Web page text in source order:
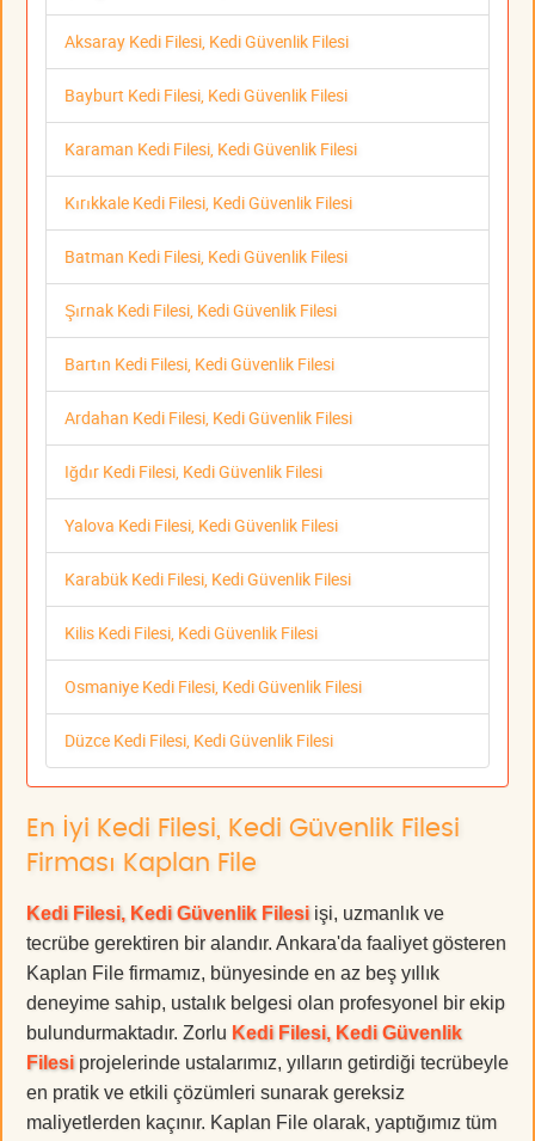
Aksaray Kedi Filesi, Kedi Güvenlik Filesi
Bayburt Kedi Filesi, Kedi Güvenlik Filesi
Karaman Kedi Filesi, Kedi Güvenlik Filesi
Kırıkkale Kedi Filesi, Kedi Güvenlik Filesi
Batman Kedi Filesi, Kedi Güvenlik Filesi
Şırnak Kedi Filesi, Kedi Güvenlik Filesi
Bartın Kedi Filesi, Kedi Güvenlik Filesi
Ardahan Kedi Filesi, Kedi Güvenlik Filesi
Iğdır Kedi Filesi, Kedi Güvenlik Filesi
Yalova Kedi Filesi, Kedi Güvenlik Filesi
Karabük Kedi Filesi, Kedi Güvenlik Filesi
Kilis Kedi Filesi, Kedi Güvenlik Filesi
Osmaniye Kedi Filesi, Kedi Güvenlik Filesi
Düzce Kedi Filesi, Kedi Güvenlik Filesi
En İyi Kedi Filesi, Kedi Güvenlik Filesi
Firması Kaplan File
Kedi Filesi, Kedi Güvenlik Filesi işi, uzmanlık ve
tecrübe gerektiren bir alandır. Ankara'da faaliyet gösteren
Kaplan File firmamız, bünyesinde en az beş yıllık
deneyime sahip, ustalık belgesi olan profesyonel bir ekip
bulundurmaktadır. Zorlu Kedi Filesi, Kedi Güvenlik
Filesi projelerinde ustalarımız, yılların getirdiği tecrübeyle
en pratik ve etkili çözümleri sunarak gereksiz
maliyetlerden kaçınır. Kaplan File olarak, yaptığımız tüm